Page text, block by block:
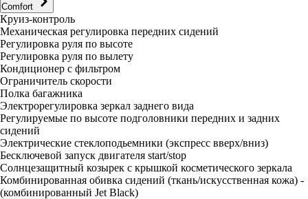
Comfort
Круиз-контроль
Механическая регулировка передних сидений
Регулировка руля по высоте
Регулировка руля по вылету
Кондиционер с фильтром
Ограничитель скорости
Полка багажника
Электрорегулировка зеркал заднего вида
Регулируемые по высоте подголовники передних и задних
сидений
Электрические стеклоподьемники (экспресс вверх/вниз)
Бесключевой запуск двигателя start/stop
Солнцезащитный козырек с крышкой косметического зеркала
Комбинированная обивка сидений (ткань/искусственная кожа) -
(комбинированный Jet Black)